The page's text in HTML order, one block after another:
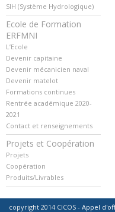
SIH (Système Hydrologique)
Ecole de Formation
ERFMNI
L’Ecole
Devenir capitaine
Devenir mécanicien naval
Devenir matelot
Formations continues
Rentrée académique 2020-
2021
Contact et renseignements
Projets et Coopération
Projets
Coopération
Produits/Livrables
copyright 2014 CICOS - Appel